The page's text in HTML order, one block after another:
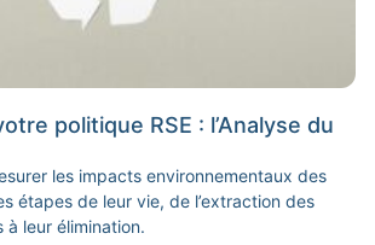
politique RSE : l’Analyse du
les impacts environnementaux des
étapes de leur vie, de l’extraction des
à leur élimination.